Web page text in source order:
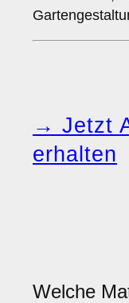
→ Jetzt
erhalten
Welche